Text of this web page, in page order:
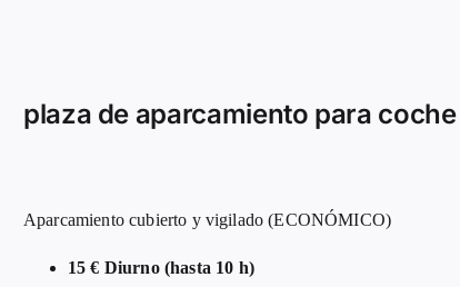
plaza de aparcamiento para
Aparcamiento cubierto y vigilado (ECONÓMICO)
15 € Diurno (hasta 10 h)